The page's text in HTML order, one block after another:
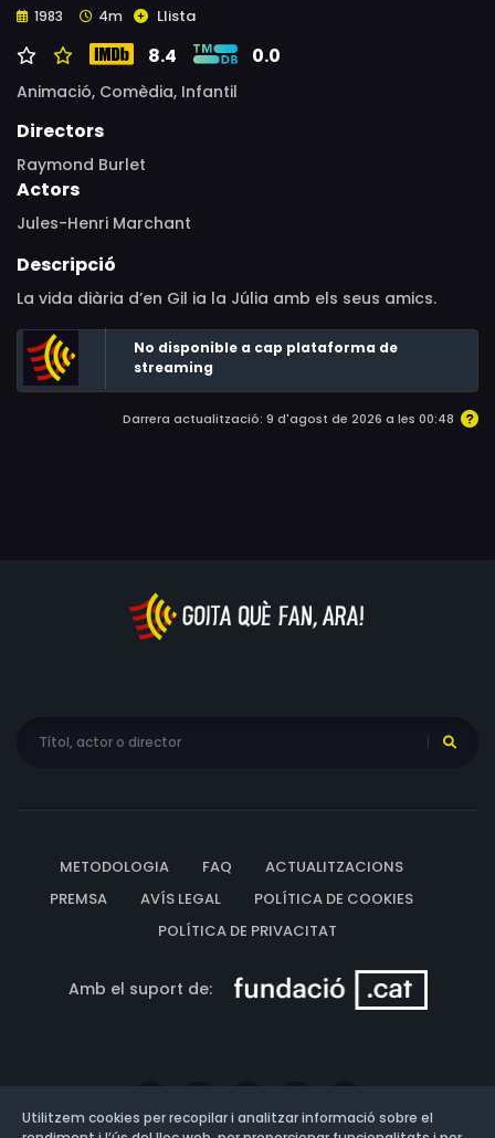
1983 4m Llista
8.4 0.0
Animació, Comèdia, Infantil
Directors
Raymond Burlet
Actors
Jules-Henri Marchant
Descripció
La vida diària d’en Gil ia la Júlia amb els seus amics.
No disponible a cap plataforma de
streaming
Darrera actualització: 9 d'agost de 2026 a les 00:48
METODOLOGIA FAQ
ACTUALITZACIONS
PREMSA
AVÍS LEGAL
POLÍTICA DE COOKIES
POLÍTICA DE PRIVACITAT
Amb el suport de:
Utilitzem cookies per recopilar i analitzar informació sobre el